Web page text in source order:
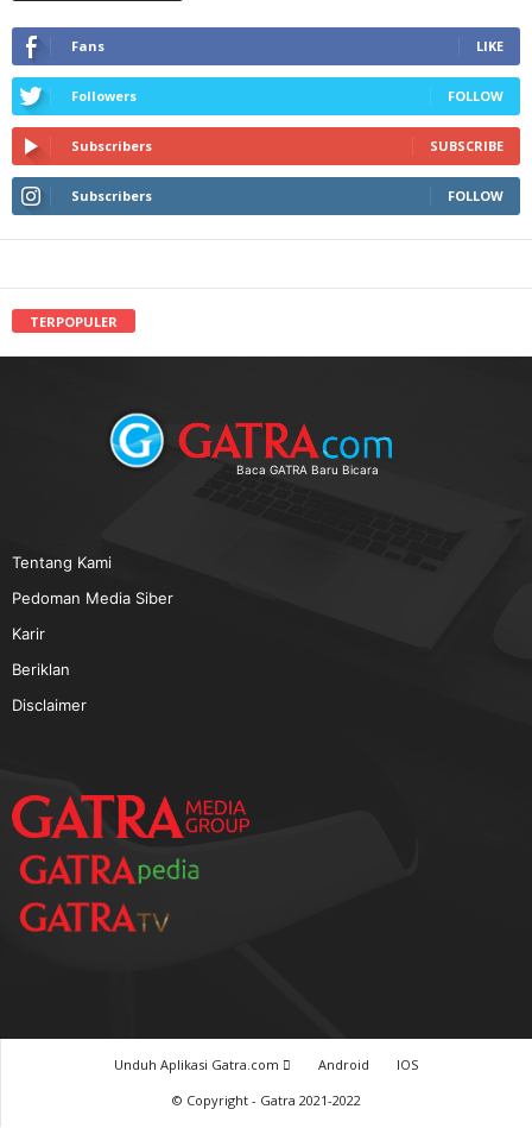
Fans LIKE
Followers FOLLOW
Subscribers SUBSCRIBE
Subscribers FOLLOW
TERPOPULER
Baca GATRA Baru Bicara